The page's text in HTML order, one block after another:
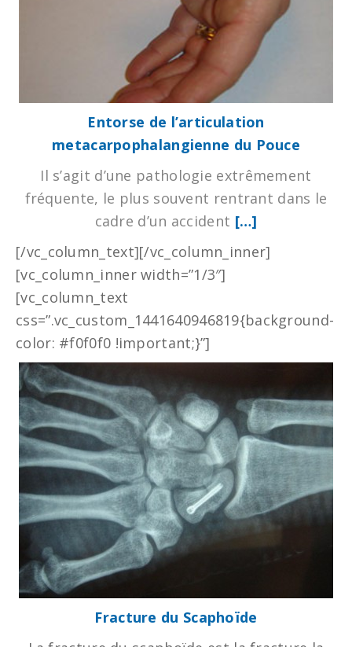
Entorse de l’articulation
metacarpophalangienne du Pouce
Il s’agit d’une pathologie extrêmement
fréquente, le plus souvent rentrant dans le
cadre d’un accident […]
[/vc_column_text][/vc_column_inner]
[vc_column_inner width=”1/3″]
[vc_column_text
css=”.vc_custom_1441640946819{background-
color: #f0f0f0 !important;}”]
Fracture du Scaphoïde